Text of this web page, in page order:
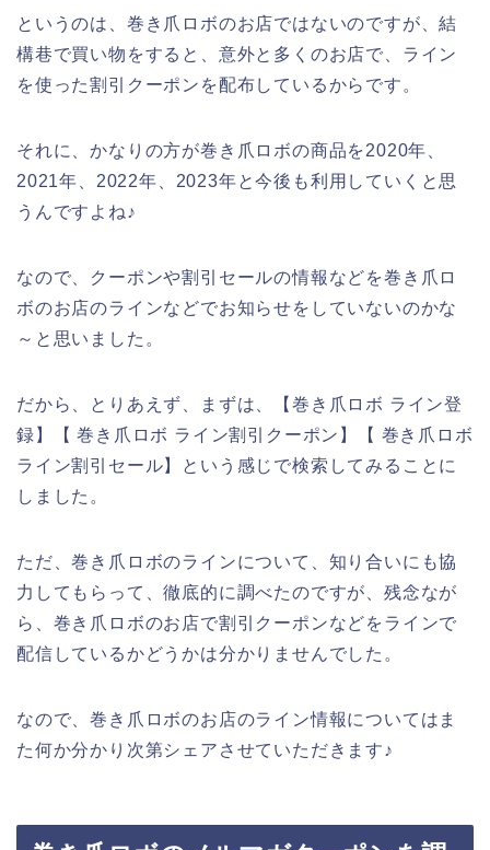
というのは、巻き爪ロボのお店ではないのですが、結
構巷で買い物をすると、意外と多くのお店で、ライン
を使った割引クーポンを配布しているからです。
それに、かなりの方が巻き爪ロボの商品を2020年、
2021年、2022年、2023年と今後も利用していくと思
うんですよね♪
なので、クーポンや割引セールの情報などを巻き爪ロ
ボのお店のラインなどでお知らせをしていないのかな
～と思いました。
だから、とりあえず、まずは、【巻き爪ロボ ライン登
録】【 巻き爪ロボ ライン割引クーポン】【 巻き爪ロボ
ライン割引セール】という感じで検索してみることに
しました。
ただ、巻き爪ロボのラインについて、知り合いにも協
力してもらって、徹底的に調べたのですが、残念なが
ら、巻き爪ロボのお店で割引クーポンなどをラインで
配信しているかどうかは分かりませんでした。
なので、巻き爪ロボのお店のライン情報についてはま
た何か分かり次第シェアさせていただきます♪